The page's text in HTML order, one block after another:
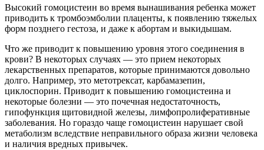
Высокий гомоцистеин во время вынашивания ребенка может
приводить к тромбоэмболии плаценты, к появлению тяжелых
форм позднего гестоза, и даже к абортам и выкидышам.
Что же приводит к повышению уровня этого соединения в
крови? В некоторых случаях — это прием некоторых
лекарственных препаратов, которые принимаются довольно
долго. Например, это метотрексат, карбамазепин,
циклоспорин. Приводит к повышению гомоцистеина и
некоторые болезни — это почечная недостаточность,
гипофункция щитовидной железы, лимфопролиферативные
заболевания. Но гораздо чаще гомоцистеин нарушает свой
метаболизм вследствие неправильного образа жизни человека
и наличия вредных привычек.